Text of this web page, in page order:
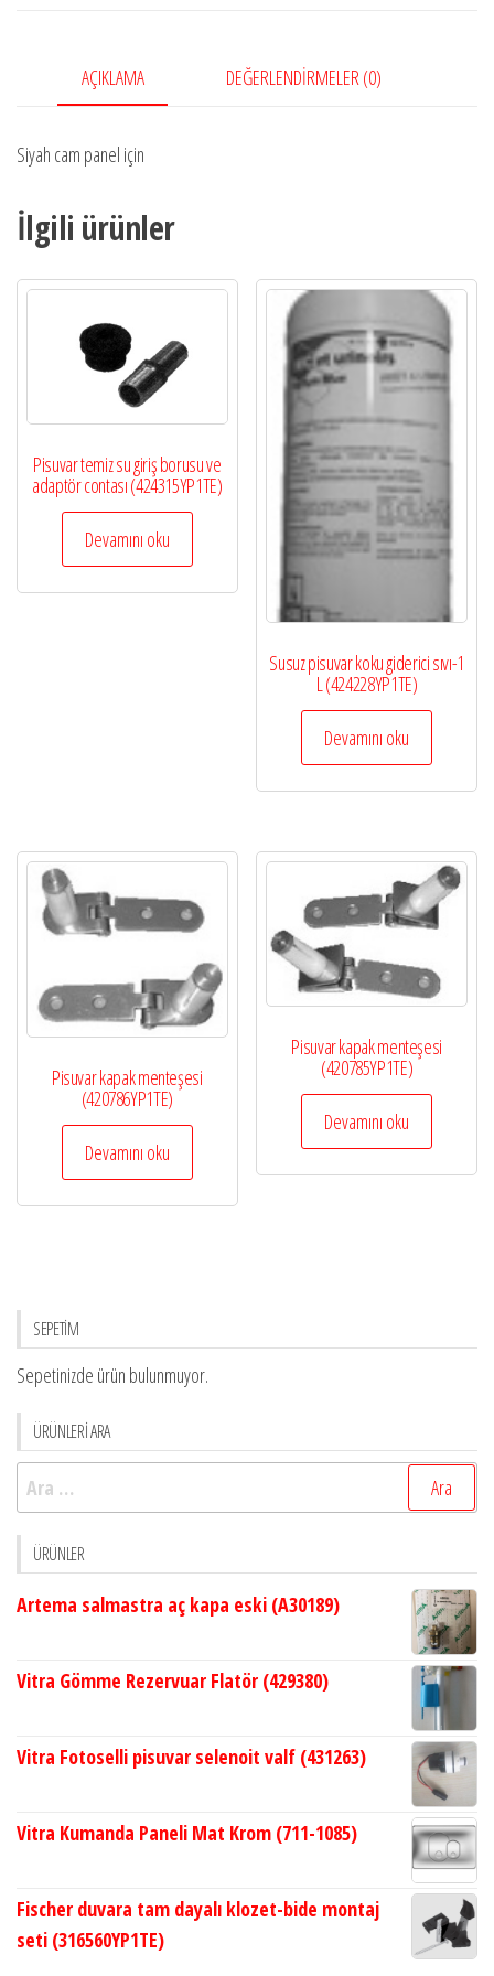
AÇIKLAMA DEĞERLENDIRMELER (0)
Siyah cam panel için
İlgili ürünler
Pisuvar temiz su giriş borusu ve
adaptör contası (424315YP1TE)
Devamını oku
Susuz pisuvar koku giderici sıvı-1
L (424228YP1TE)
Devamını oku
Pisuvar kapak menteşesi
(420786YP1TE)
Devamını oku
Pisuvar kapak menteşesi
(420785YP1TE)
Devamını oku
SEPETİM
Sepetinizde ürün bulunmuyor.
ÜRÜNLERİ ARA
Arama:
ÜRÜNLER
Artema salmastra aç kapa eski (A30189)
Vitra Gömme Rezervuar Flatör (429380)
Vitra Fotoselli pisuvar selenoit valf (431263)
Vitra Kumanda Paneli Mat Krom (711-1085)
Fischer duvara tam dayalı klozet-bide montaj
seti (316560YP1TE)